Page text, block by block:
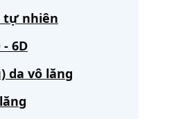
tự nhiên
6D
da vô lăng